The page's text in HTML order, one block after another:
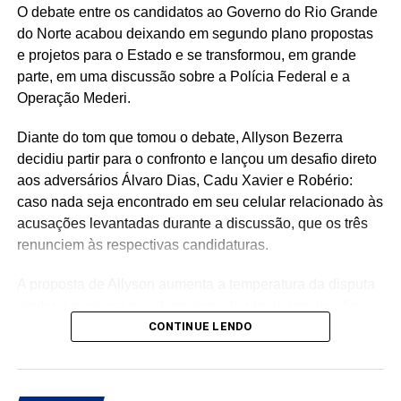
O debate entre os candidatos ao Governo do Rio Grande
do Norte acabou deixando em segundo plano propostas
e projetos para o Estado e se transformou, em grande
parte, em uma discussão sobre a Polícia Federal e a
Operação Mederi.
Diante do tom que tomou o debate, Allyson Bezerra
decidiu partir para o confronto e lançou um desafio direto
aos adversários Álvaro Dias, Cadu Xavier e Robério:
caso nada seja encontrado em seu celular relacionado às
acusações levantadas durante a discussão, que os três
renunciem às respectivas candidaturas.
político de grande repercussão.
Na avaliação do candidato, se as acusações e suspeitas
CONTINUE LENDO